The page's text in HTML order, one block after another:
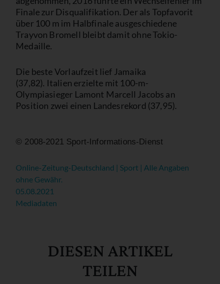
Finale zur Disqualifikation. Der als Topfavorit
über 100 m im Halbfinale ausgeschiedene
Trayvon Bromell bleibt damit ohne Tokio-
Medaille.
Die beste Vorlaufzeit lief Jamaika
(37,82). Italien erzielte mit 100-m-
Olympiasieger Lamont Marcell Jacobs an
Position zwei einen Landesrekord (37,95).
© 2008-2021 Sport-Informations-Dienst
Online-Zeitung-Deutschland | Sport | Alle Angaben
ohne Gewähr.
05.08.2021
Mediadaten
DIESEN ARTIKEL
TEILEN